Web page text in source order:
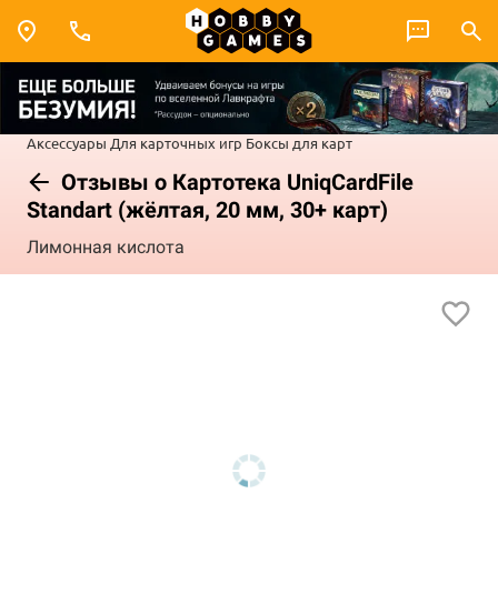
Аксессуары Для карточных игр Боксы для карт
Отзывы о Картотека UniqCardFile
Standart (жёлтая, 20 мм, 30+ карт)
Лимонная кислота